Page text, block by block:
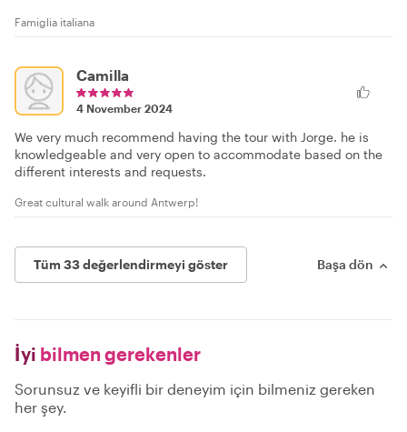
Famiglia italiana
Camilla
4 November 2024
We very much recommend having the tour with Jorge. he is
knowledgeable and very open to accommodate based on the
different interests and requests.
Great cultural walk around Antwerp!
Tüm 33 değerlendirmeyi göster Başa dön
İyi bilmen gerekenler
Sorunsuz ve keyifli bir deneyim için bilmeniz gereken
her şey.